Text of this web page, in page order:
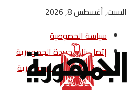
السبت, أغسطس 8, 2026
سياسة الخصوصية
إتصل بنا – جريدة الجمهورية
من نحن – جريدة الجمهورية